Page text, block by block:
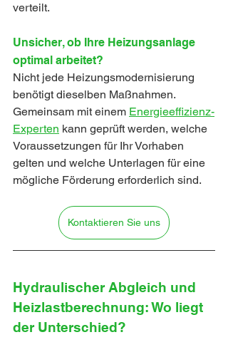
verteilt.
Unsicher, ob Ihre Heizungsanlage
optimal arbeitet?
Nicht jede Heizungsmodernisierung
benötigt dieselben Maßnahmen.
Gemeinsam mit einem Energieeffizienz-
Experten kann geprüft werden, welche
Voraussetzungen für Ihr Vorhaben
gelten und welche Unterlagen für eine
mögliche Förderung erforderlich sind.
Kontaktieren Sie uns
Hydraulischer Abgleich und
Heizlastberechnung: Wo liegt
der Unterschied?